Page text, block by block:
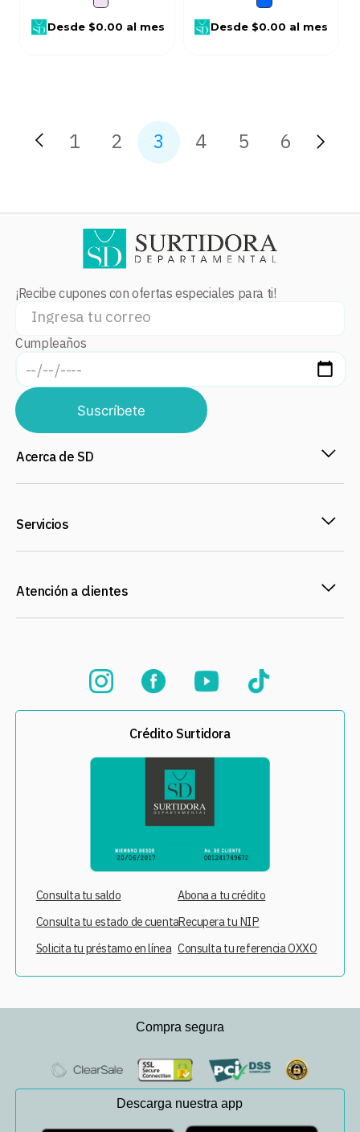
Desde$0.00 al mes Desde $0.00 al mes
1 2 3 4 5 6
¡Recibe cupones con ofertas especiales para ti!
Cumpleaños
Suscríbete
Acerca de SD
Servicios
Atención a clientes
Crédito Surtidora
Consulta tu saldo
Consulta tu estado de cuenta
Solicita tu préstamo en línea
Abona a tu crédito
Recupera tu NIP
Consulta tu referencia OXXO
Compra segura
Descarga nuestra app